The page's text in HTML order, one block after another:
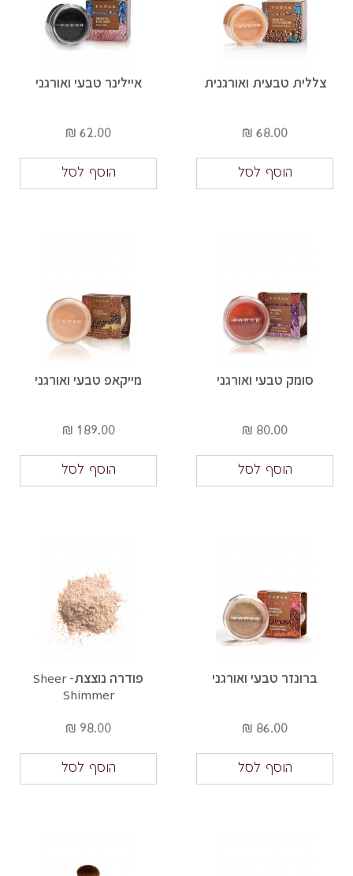
צללית טבעית ואורגנית
68.00 ₪
הוסף לסל
איילינר טבעי ואורגני
62.00 ₪
הוסף לסל
סומק טבעי ואורגני
80.00 ₪
הוסף לסל
מייקאפ טבעי ואורגני
189.00 ₪
הוסף לסל
ברונזר טבעי ואורגני
86.00 ₪
הוסף לסל
פודרה נוצצת- Sheer
Shimmer
98.00 ₪
הוסף לסל